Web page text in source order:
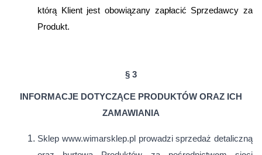
którą Klient jest obowiązany zapłacić Sprzedawcy za
Produkt.
§ 3
INFORMACJE DOTYCZĄCE PRODUKTÓW ORAZ ICH
ZAMAWIANIA
Sklep www.wimarsklep.pl prowadzi sprzedaż detaliczną